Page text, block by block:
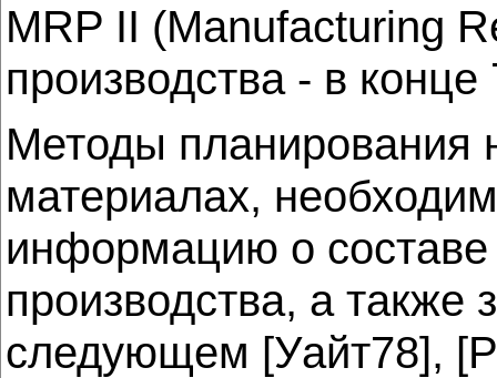
MRP II (Manufacturing
производства - в конце
Методы планирования
материалах,
информацию о составе
производства, а также
следующем [Уайт78],